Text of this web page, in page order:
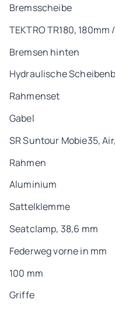
Bremsscheibe
TEKTRO TR180, 180mm
Bremsen hinten
Hydraulische
Rahmenset
Gabel
SR Suntour Mobie35,
Rahmen
Aluminium
Sattelklemme
Seatclamp, 38,6 mm
Federweg vorne in mm
100 mm
Griffe